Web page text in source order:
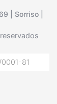
| Sorriso |
0001-81